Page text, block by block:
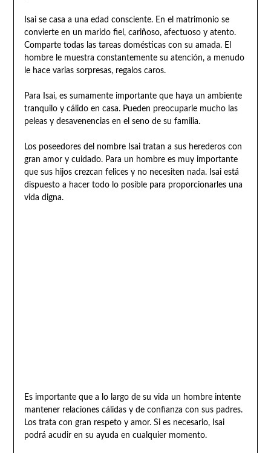
Isai se casa a una edad consciente. En el matrimonio se
convierte en un marido fiel, cariñoso, afectuoso y atento.
Comparte todas las tareas domésticas con su amada. El
hombre le muestra constantemente su atención, a menudo
le hace varias sorpresas, regalos caros.
Para Isai, es sumamente importante que haya un ambiente
tranquilo y cálido en casa. Pueden preocuparle mucho las
peleas y desavenencias en el seno de su familia.
Los poseedores del nombre Isai tratan a sus herederos con
gran amor y cuidado. Para un hombre es muy importante
que sus hijos crezcan felices y no necesiten nada. Isai está
dispuesto a hacer todo lo posible para proporcionarles una
vida digna.
Es importante que a lo largo de su vida un hombre intente
mantener relaciones cálidas y de confianza con sus padres.
Los trata con gran respeto y amor. Si es necesario, Isai
podrá acudir en su ayuda en cualquier momento.